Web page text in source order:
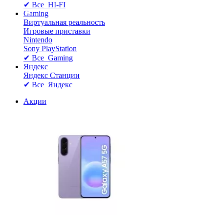
✔ Все HI-FI
Gaming
Виртуальная реальность
Игровые приставки
Nintendo
Sony PlayStation
✔ Все Gaming
Яндекс
Яндекс Станции
✔ Все Яндекс
Акции